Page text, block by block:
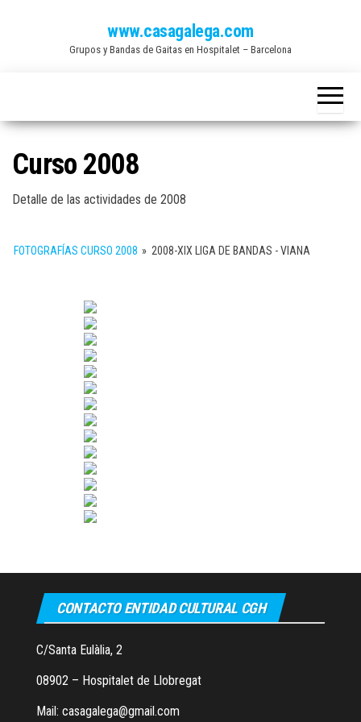
www.casagalega.com
Grupos y Bandas de Gaitas en Hospitalet – Barcelona
Curso 2008
Detalle de las actividades de 2008
FOTOGRAFÍAS CURSO 2008 » 2008-XIX LIGA DE BANDAS - VIANA
CONTACTO ENTIDAD CULTURAL CGH
C/Santa Eulàlia, 2
08902 – Hospitalet de Llobregat
Mail: casagalega@gmail.com